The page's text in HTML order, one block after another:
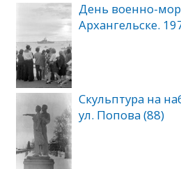
День военно-
Архангельске.
Скульптура на
ул. Попова (88)